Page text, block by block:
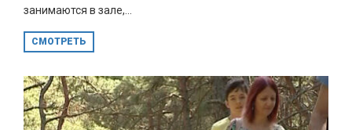
занимаются в зале,...
СМОТРЕТЬ